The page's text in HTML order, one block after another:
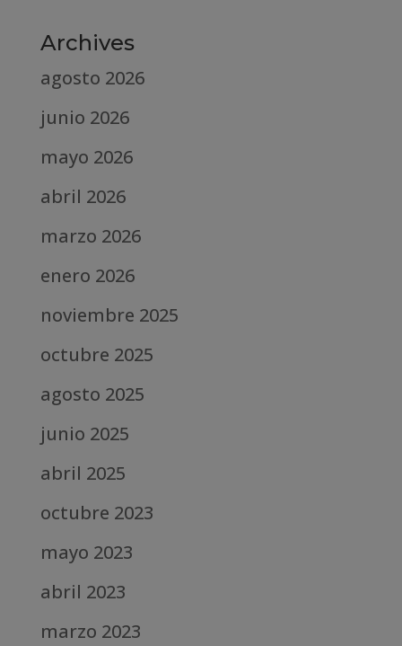
Archives
agosto 2026
junio 2026
mayo 2026
abril 2026
marzo 2026
enero 2026
noviembre 2025
octubre 2025
agosto 2025
junio 2025
abril 2025
octubre 2023
mayo 2023
abril 2023
marzo 2023